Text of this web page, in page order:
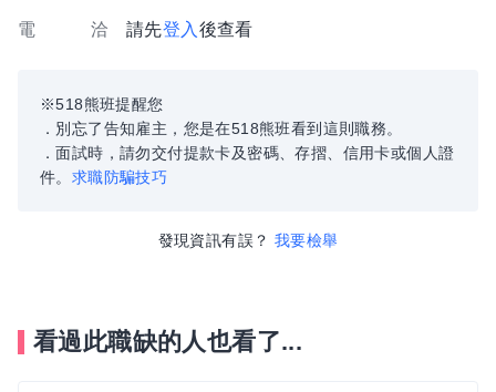
電 洽 請先登入 後查看
※518熊班提醒您
．別忘了告知雇主，您是在518熊班看到這則職務。
．面試時，請勿交付提款卡及密碼、存摺、信用卡或個人證
件。 求職防騙技巧
發現資訊有誤？ 我要檢舉
看過此職缺的人也看了...